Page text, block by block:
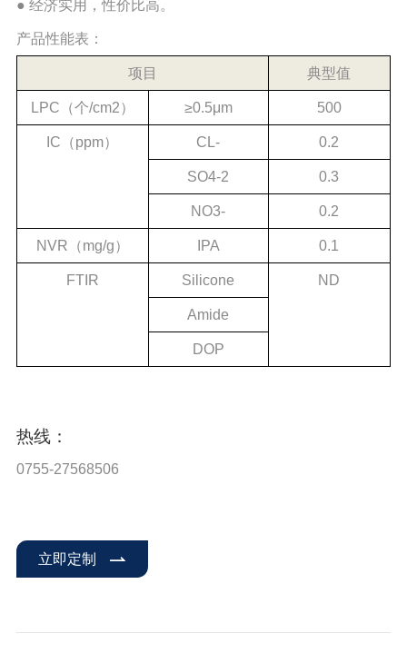
● 经济实用，性价比高。
产品性能表：
项目 典型值
LPC（个/cm2） ≥0.5μm 500
IC（ppm） CL- 0.2
SO4-2 0.3
NO3- 0.2
NVR（mg/g） IPA 0.1
FTIR Silicone ND
Amide
DOP
热线：
0755-27568506
立即定制